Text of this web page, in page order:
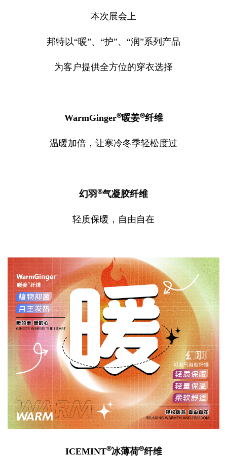
本次展会上
邦特以“暖”、“护”、“润”系列产品
为客户提供全方位的穿衣选择
WarmGinger®暖姜®纤维
温暖加倍，让寒冷冬季轻松度过
幻羽®气凝胶纤维
轻质保暖，自由自在
ICEMINT®冰薄荷®纤维